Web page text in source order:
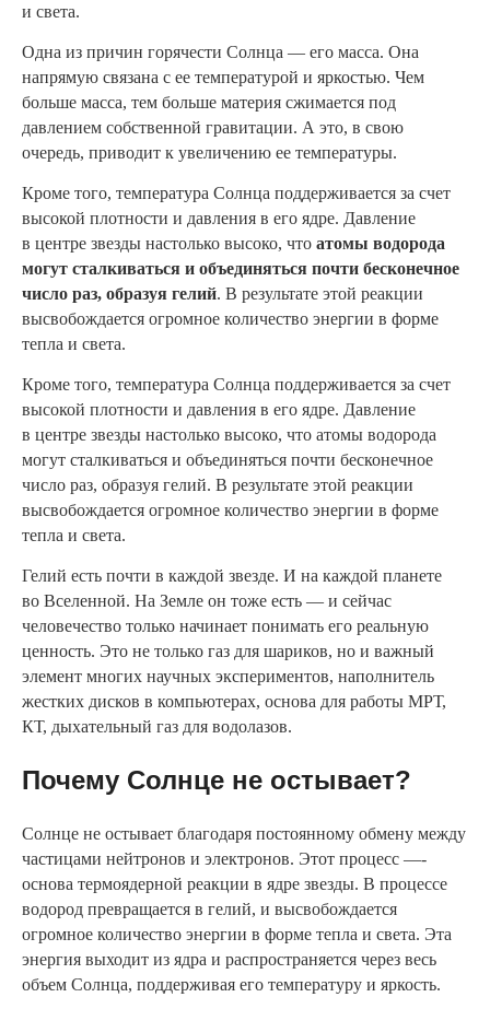
и света.
Одна из причин горячести Солнца — его масса. Она
напрямую связана с ее температурой и яркостью. Чем
больше масса, тем больше материя сжимается под
давлением собственной гравитации. А это, в свою
очередь, приводит к увеличению ее температуры.
Кроме того, температура Солнца поддерживается за счет
высокой плотности и давления в его ядре. Давление
в центре звезды настолько высоко, что атомы водорода
могут сталкиваться и объединяться почти бесконечное
число раз, образуя гелий. В результате этой реакции
высвобождается огромное количество энергии в форме
тепла и света.
Кроме того, температура Солнца поддерживается за счет
высокой плотности и давления в его ядре. Давление
в центре звезды настолько высоко, что атомы водорода
могут сталкиваться и объединяться почти бесконечное
число раз, образуя гелий. В результате этой реакции
высвобождается огромное количество энергии в форме
тепла и света.
Гелий есть почти в каждой звезде. И на каждой планете
во Вселенной. На Земле он тоже есть — и сейчас
человечество только начинает понимать его реальную
ценность. Это не только газ для шариков, но и важный
элемент многих научных экспериментов, наполнитель
жестких дисков в компьютерах, основа для работы МРТ,
КТ, дыхательный газ для водолазов.
Почему Солнце не остывает?
Солнце не остывает благодаря постоянному обмену между
частицами нейтронов и электронов. Этот процесс —-
основа термоядерной реакции в ядре звезды. В процессе
водород превращается в гелий, и высвобождается
огромное количество энергии в форме тепла и света. Эта
энергия выходит из ядра и распространяется через весь
объем Солнца, поддерживая его температуру и яркость.